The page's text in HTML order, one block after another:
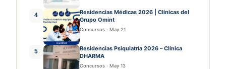
4
Residencias Médicas 2026 | Clínicas del
Grupo Omint
Concursos · May 21
5
Residencias Psiquiatría 2026 – Clínica
DHARMA
Concursos · May 13